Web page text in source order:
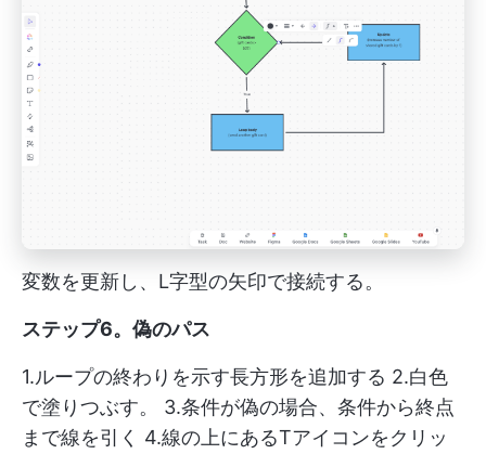
変数を更新し、L字型の矢印で接続する。
ステップ6。偽のパス
1.ループの終わりを示す長方形を追加する 2.白色
で塗りつぶす。 3.条件が偽の場合、条件から終点
まで線を引く 4.線の上にあるTアイコンをクリッ